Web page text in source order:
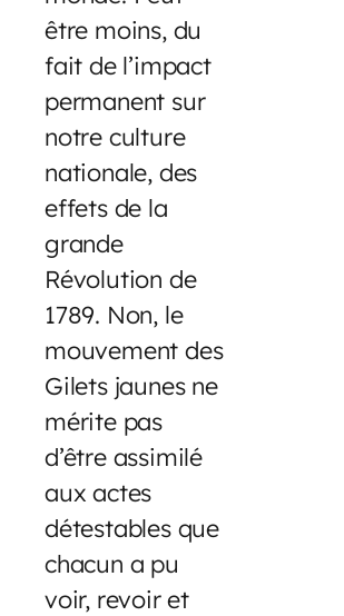
être moins, du
fait de l’impact
permanent sur
notre culture
nationale, des
effets de la
grande
Révolution de
1789. Non, le
mouvement des
Gilets jaunes ne
mérite pas
d’être assimilé
aux actes
détestables que
chacun a pu
voir, revoir et